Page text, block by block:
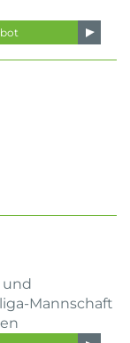
und
Mannschaft